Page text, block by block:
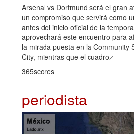
Arsenal vs Dortmund será el gran
un compromiso que servirá como
antes del inicio oficial de la
aprovechará este encuentro para
la mirada puesta en la Community
City, mientras que el cuadro ̷
365scores
periodista